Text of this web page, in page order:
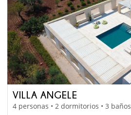
VILLA ANGELE
4 personas • 2 dormitorios • 3 baños